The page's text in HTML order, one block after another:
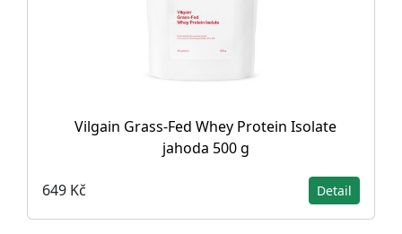
Vilgain Grass-Fed Whey Protein Isolate
jahoda 500 g
649 Kč Detail